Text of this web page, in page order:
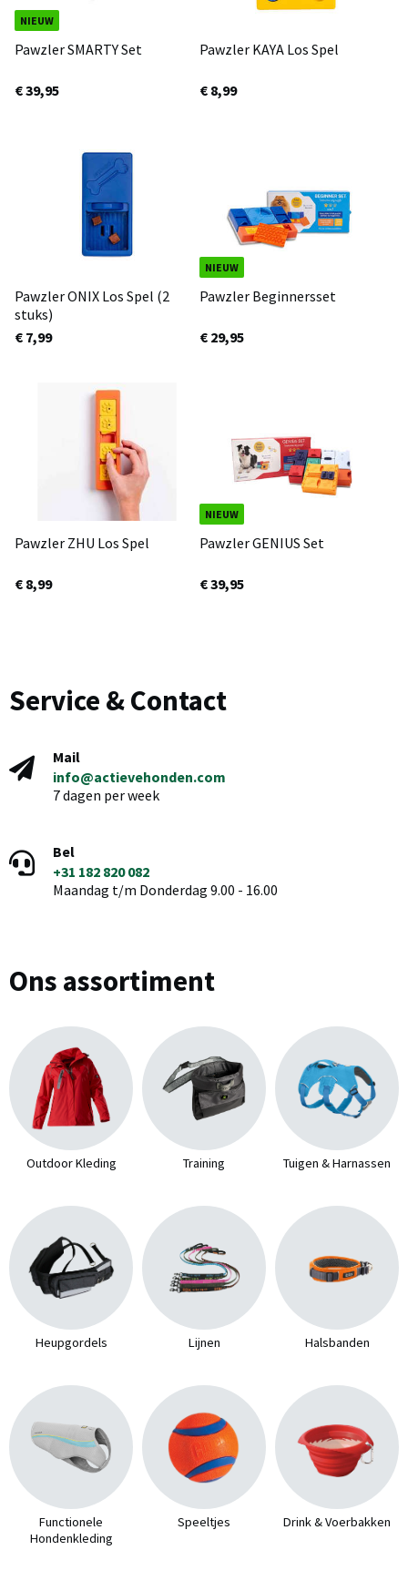
NIEUW
Pawzler SMARTY Set
€ 39,95
Pawzler KAYA Los Spel
€ 8,99
Pawzler ONIX Los Spel (2
stuks)
€ 7,99
NIEUW
Pawzler Beginnersset
€ 29,95
Pawzler ZHU Los Spel
€ 8,99
NIEUW
Pawzler GENIUS Set
€ 39,95
Service & Contact
Mail
info@actievehonden.com
7 dagen per week
Bel
+31 182 820 082
Maandag t/m Donderdag 9.00 - 16.00
Ons assortiment
Outdoor Kleding Training Tuigen & Harnassen
Heupgordels Lijnen Halsbanden
Functionele
Hondenkleding
Speeltjes Drink & Voerbakken